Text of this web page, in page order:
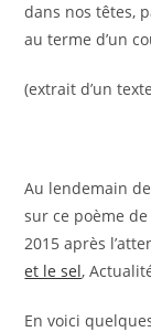
dans nos têtes,
au terme d’un
(extrait d’un
Au lendemain
sur ce poème
2015 après
et le sel,
En voici